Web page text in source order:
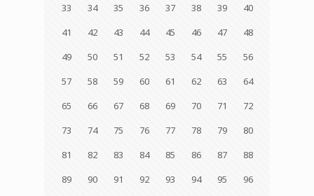
33
34 35 36 37 38 39
40
41
42 43 44 45 46 47
48
49
50 51 52 53 54 55
56
57
58 59 60 61 62 63
64
65
66 67 68 69 70 71
72
73
74 75 76 77 78 79
80
81
82 83 84 85 86 87
88
89
90 91 92 93 94 95
96